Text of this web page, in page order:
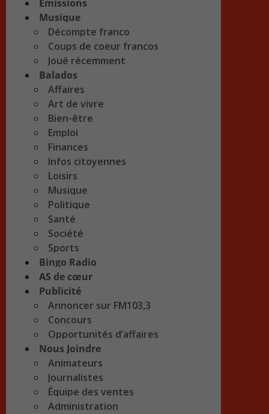
Émissions
Musique
Décompte franco
Coups de coeur francos
Joué récemment
Balados
Affaires
Art de vivre
Bien-être
Emploi
Finances
Infos citoyennes
Loisirs
Musique
Politique
Santé
Société
Sports
Bingo Radio
AS de cœur
Publicité
Annoncer sur FM103,3
Concours
Opportunités d’affaires
Nous Joindre
Animateurs
Journalistes
Équipe des ventes
Administration